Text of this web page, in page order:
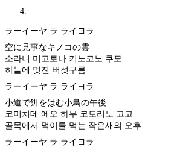
ラーイーヤ ラ ライヨラ
空に見事なキノコの雲
소라니 미고토나 키노코노 쿠모
하늘에 멋진 버섯구름
ラーイーヤ ラ ライヨラ
小道で餌をはむ小鳥の午後
코미치데 에오 하무 코토리노 고고
골목에서 먹이를 먹는 작은새의 오후
ラーイーヤ ラ ライヨラ